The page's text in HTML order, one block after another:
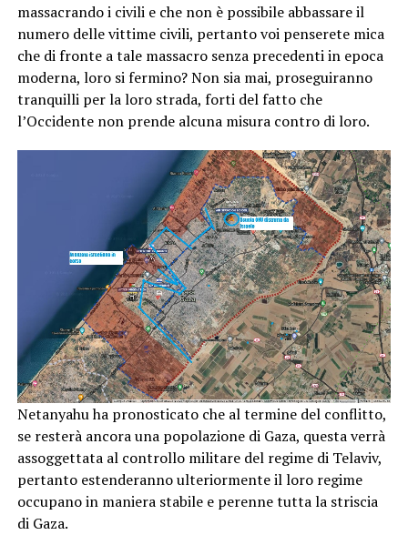
massacrando i civili e che non è possibile abbassare il
numero delle vittime civili, pertanto voi penserete mica
che di fronte a tale massacro senza precedenti in epoca
moderna, loro si fermino? Non sia mai, proseguiranno
tranquilli per la loro strada, forti del fatto che
l’Occidente non prende alcuna misura contro di loro.
Netanyahu ha pronosticato che al termine del conflitto,
se resterà ancora una popolazione di Gaza, questa verrà
assoggettata al controllo militare del regime di Telaviv,
pertanto estenderanno ulteriormente il loro regime
occupano in maniera stabile e perenne tutta la striscia
di Gaza.